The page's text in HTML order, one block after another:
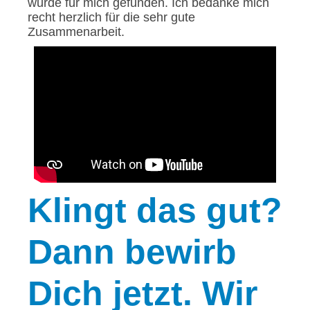
recht herzlich für die sehr gute
Zusammenarbeit.
Klingt das gut?
Dann bewirb
Dich jetzt. Wir